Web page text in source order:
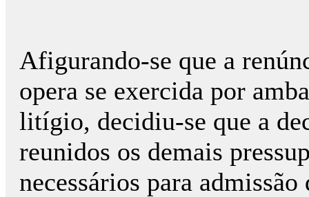
Afigurando-se que a
opera se exercida por
litígio, decidiu-se que a
reunidos os demais
necessários para